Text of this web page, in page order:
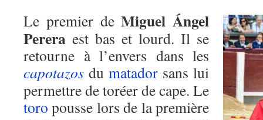
Le premier deMiguel Ángel
Perera est bas et lourd. Il se
retourne à l’envers dans les
capotazos du matador sans lui
permettre de toréer de cape. Le
toro pousse lors de la première